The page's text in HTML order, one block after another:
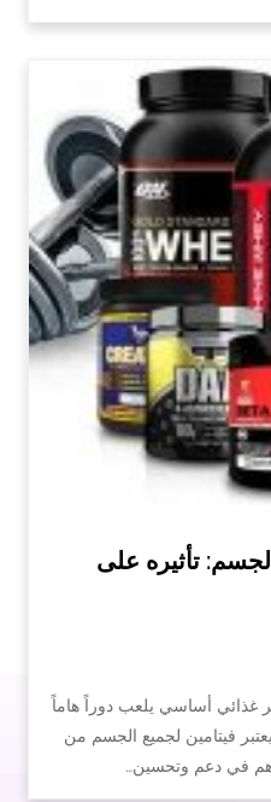
تأثيره على
غذائي أساسي يلعب دوراً هاماً
فيتامين لجميع الجسم من
في دعم وتحسين…